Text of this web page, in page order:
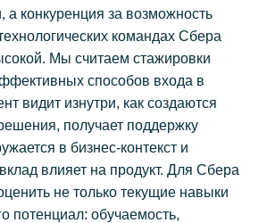
а конкуренция за возможность
командах Сбера
Мы считаем стажировки
способов входа в
видит изнутри, как создаются
получает поддержку
в бизнес-контекст и
влияет на продукт. Для Сбера
не только текущие навыки
потенциал: обучаемость,